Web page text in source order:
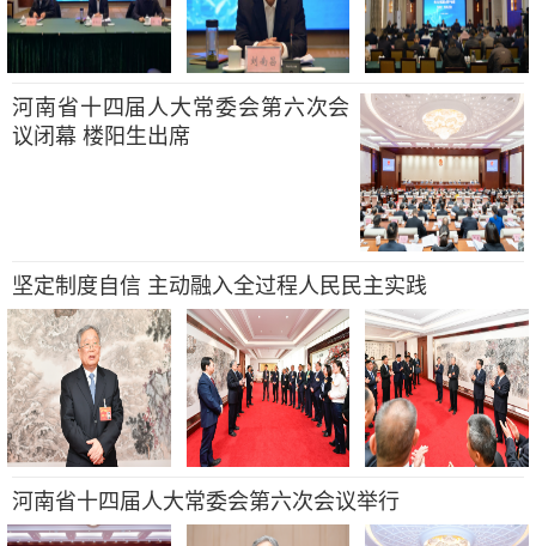
河南省十四届人大常委会第六次会
议闭幕 楼阳生出席
坚定制度自信 主动融入全过程人民民主实践
河南省十四届人大常委会第六次会议举行